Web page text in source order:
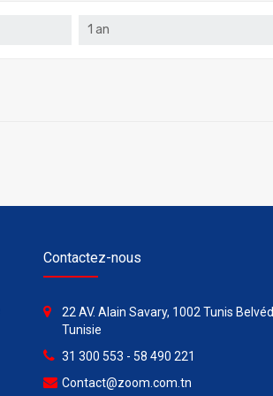
1 an
Contactez-nous
22 AV. Alain Savary, 1002 Tunis
Tunisie
31 300 553 - 58 490 221
Contact@zoom.com.tn